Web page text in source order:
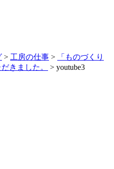
> 工房の仕事 >
「ものづくり
きました。
> youtube3